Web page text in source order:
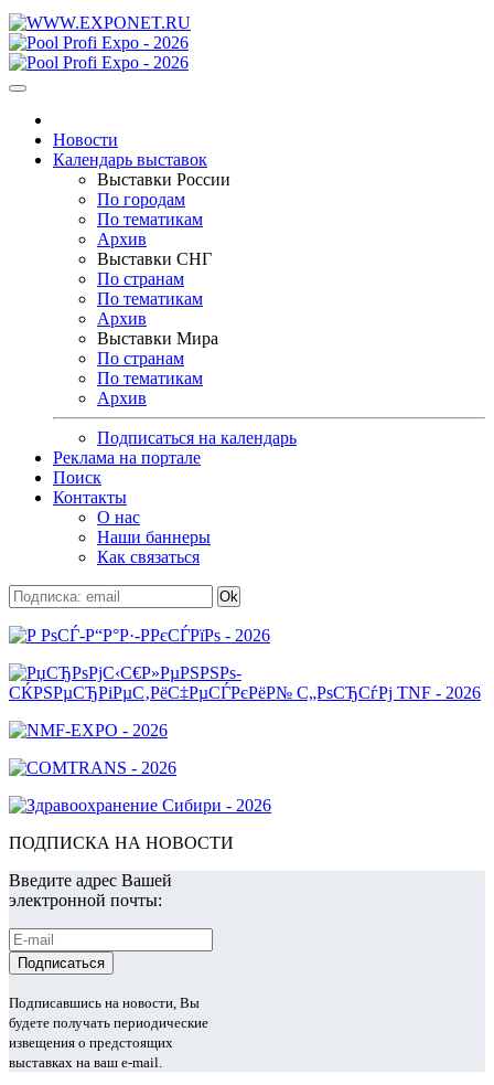
Новости
Календарь выставок
Выставки России
По городам
По тематикам
Архив
Выставки СНГ
По странам
По тематикам
Архив
Выставки Мира
По странам
По тематикам
Архив
Подписаться на календарь
Реклама на портале
Поиск
Контакты
О нас
Наши баннеры
Как связаться
ПОДПИСКА НА НОВОСТИ
Введите адрес Вашей
электронной почты:
Подписавшись на новости, Вы
будете получать периодические
извещения о предстоящих
выставках на ваш e-mail.